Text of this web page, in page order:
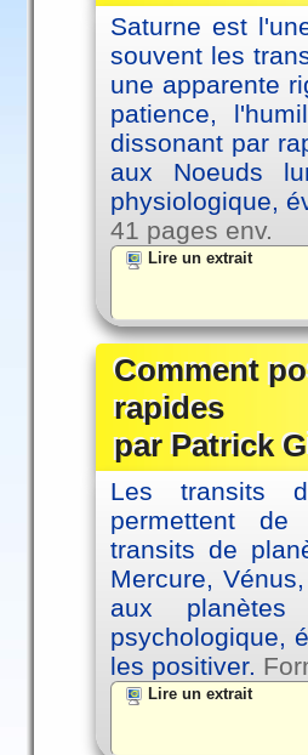
Saturne est
souvent les
une apparente
patience,
dissonant par
aux Noeuds
physiologique,
41 pages env.
Lire un extrait
Comment
rapides
par Patrick
Les transits
permettent de
transits de
Mercure,
aux
psychologique,
les positiver.
Lire un extrait